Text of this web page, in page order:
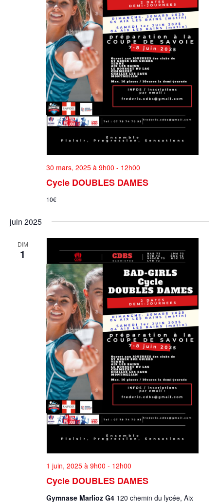
Cycle DOUBLES DAMES
30 mars, 2025 à 9h00 - 12h00
10€
juin 2025
DIM
1
Cycle DOUBLES DAMES
1 juin, 2025 à 9h00 - 12h00
Gymnase Marlioz G4 120 chemin du lycée, Aix